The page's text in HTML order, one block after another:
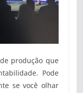
produção que
Pode
se você olhar